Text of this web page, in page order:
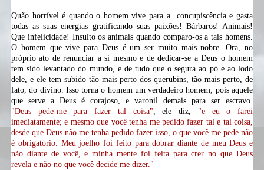
Quão horrível é quando o homem vive para a concupiscênciae gasta
todas as suas energias gratificando suas paixões! Bárbaros! Animais!
Que infelicidade! Insulto os animais quando comparo-os a tais homens.
O homem que vive para Deus é um ser muito mais nobre. Ora, no
próprio ato de renunciar a si mesmo e de dedicar-se a Deus o homem
tem sido levantado do mundo, e de tudo que o segura ao pó e ao lodo
dele, e ele tem subido tão mais perto dos querubins, tão mais perto, de
fato, do divino. Isso torna o homem um verdadeiro homem, pois aquele
que serve a Deus é corajoso, e varonil demais para ser escravo.
"Deus pede-mepara fazer tal coisa", ele diz, "e eu o farei
imediatamente; e mesmo que você tenha me pedido fazer tal e tal coisa,
desde que Deus não me tenha pedido fazer isso, o que você me pede não
é obrigatório. Meu joelho foi feito para dobrar diante de meu Deus e
não diante de você, e minha mente foi feita para crer no que Deus
revela e não no que você decide me dizer."